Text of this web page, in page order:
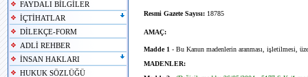
FAYDALI BİLGİLER
İÇTİHATLAR
DİLEKÇE-FORM
ADLİ REHBER
İNSAN HAKLARI
HUKUK SÖZLÜĞÜ
Resmi Gazete Sayısı: 18785
AMAÇ:
Madde 1 - Bu Kanun madenlerin aranması, işletilmesi,
MADENLER: